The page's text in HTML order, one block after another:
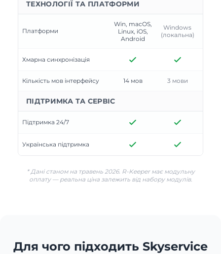
ТЕХНОЛОГІЇ ТА ПЛАТФОРМИ
Платформи
Win, macOS,
Linux, iOS,
Android
Windows
(локальна)
Хмарна синхронізація
Кількість мов інтерфейсу 14 мов 3 мови
ПІДТРИМКА ТА СЕРВІС
Підтримка 24/7
Українська підтримка
* Дані станом на травень 2026. R-Keeper має модульну
оплату — реальна ціна залежить від набору модулів.
Для чого підходить Skyservice